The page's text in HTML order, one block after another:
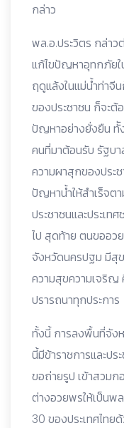
กล่าว
พล.อ.ประวิตร กล่าว
แก้ไขปัญหาอุทกภัยใ
ฤดูแล้งในแม่น้ำท่าจี
ของประชาชน ก็จะต้
ปัญหาอย่างยั่งยืน
คนที่มาต้อนรับ รัฐบา
ความผาสุกของประ
ปัญหาน้ำให้สำเร็จต
ประชาชนและประเ
ไป สุดท้าย ตนขออว
จังหวัดนครปฐม มีสุ
ความสุขความเจริญ
ปรารถนาทุกประการ
ทั้งนี้ การลงพื้นที่จัง
นี้มีข้าราชการและปร
ขอถ่ายรูป เข้าสวมก
ต่างอวยพรให้เป็นพ
30 ของประเทศไทย